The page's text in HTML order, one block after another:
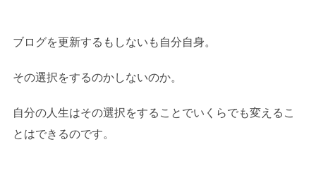
ブログを更新するもしないも自分自身。
その選択をするのかしないのか。
自分の人生はその選択をすることでいくらでも変えるこ
とはできるのです。